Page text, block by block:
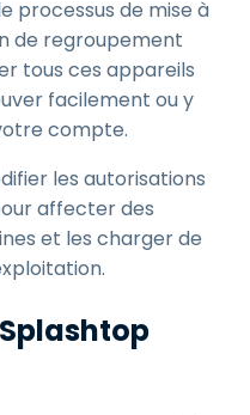
processus de mise à
de regroupement
tous ces appareils
facilement ou y
compte.
les autorisations
affecter des
et les charger de